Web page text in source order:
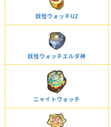
妖怪ウォッチU2
妖怪ウォッチエルダ神
ニャイトウォッチ